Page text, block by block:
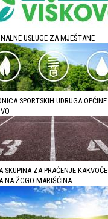
USLUGE ZA MJEŠTANE
SPORTSKIH UDRUGA OPĆINE
SKUPINA ZA PRAĆENJE KAKVOĆE
NA ŽCGO MARIŠĆINA